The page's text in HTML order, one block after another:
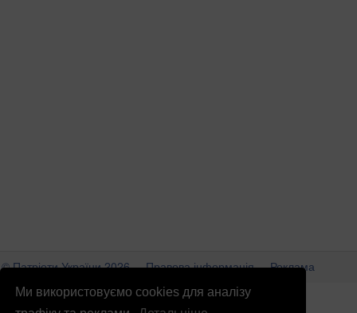
Ми використовуємо cookies для аналізу
© Патріоти України 2026 Правова інформація
Реклама
info@patrioty.org.ua